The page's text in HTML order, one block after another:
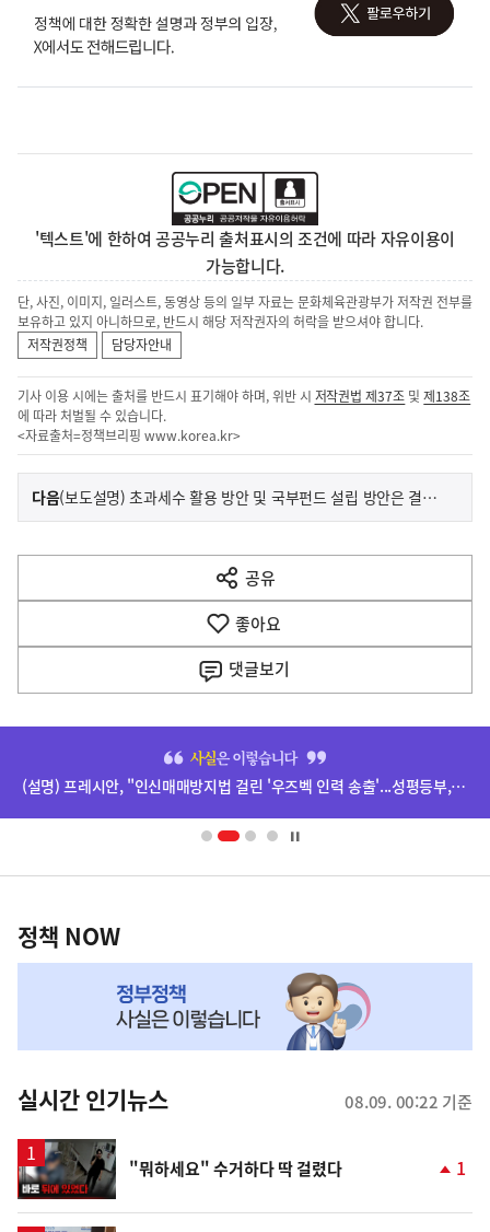
'텍스트'에 한하여 공공누리 출처표시의 조건에 따라 자유이용이
가능합니다.
단, 사진, 이미지, 일러스트, 동영상 등의 일부 자료는 문화체육관광부가 저작권 전부를
보유하고 있지 아니하므로, 반드시 해당 저작권자의 허락을 받으셔야 합니다.
저작권정책
담당자안내
기사 이용 시에는 출처를 반드시 표기해야 하며, 위반 시 저작권법 제37조 및제138조
에 따라 처벌될 수 있습니다.
<자료출처=정책브리핑 www.korea.kr>
이
전
다
음
다음기
사
(보도설명) 초과세수 활용 방안 및 국부펀드 설립 방안은 결정된 바 없습니다.
공유
열
기
좋아요
댓글보기
배
영
(설명) 프레시안, "인신매매방지법 걸린 '우즈벡 인력 송출'...성평등부,노동·법무부에 개선 요청" 관련
책
NOW,
뉴
스
정책 NOW
실시간 인기뉴스 08.09. 00:22 기준
영
상
"뭐하세요" 수거하다 딱 걸렸다 1